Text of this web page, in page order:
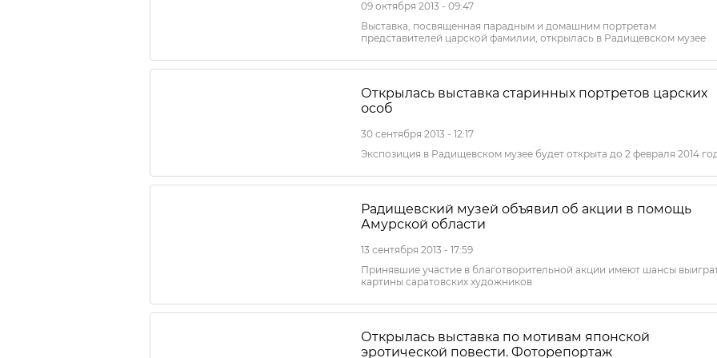
09 октября 2013 - 09:47
Выставка, посвященная парадным и домашним портретам
представителей царской фамилии, открылась в Радищевском музее
Открылась выставка старинных портретов царских
особ
30 сентября 2013 - 12:17
Экспозиция в Радищевском музее будет открыта до 2 февраля 2014
Радищевский музей объявил об акции в помощь
Амурской области
13 сентября 2013 - 17:59
Принявшие участие в благотворительной акции имеют шансы
картины саратовских художников
Открылась выставка по мотивам японской
эротической повести. Фоторепортаж